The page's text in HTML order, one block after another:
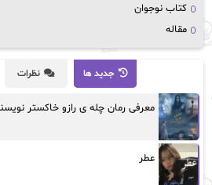
کتاب نوجوان
مقاله
جدید ها نظرات
معرفی رمان چله ی رازو خاکستر
عطر